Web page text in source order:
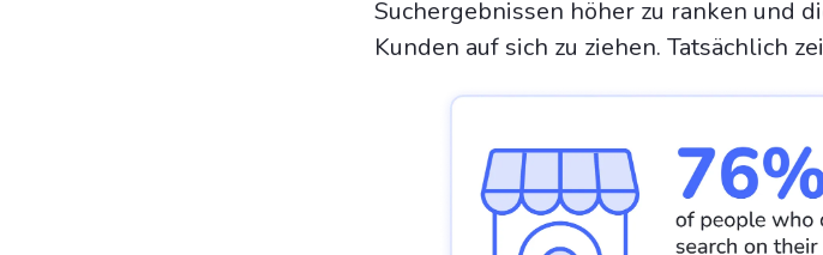
Suchergebnissen höher zu ranken und
Kunden auf sich zu ziehen. Tatsächlich